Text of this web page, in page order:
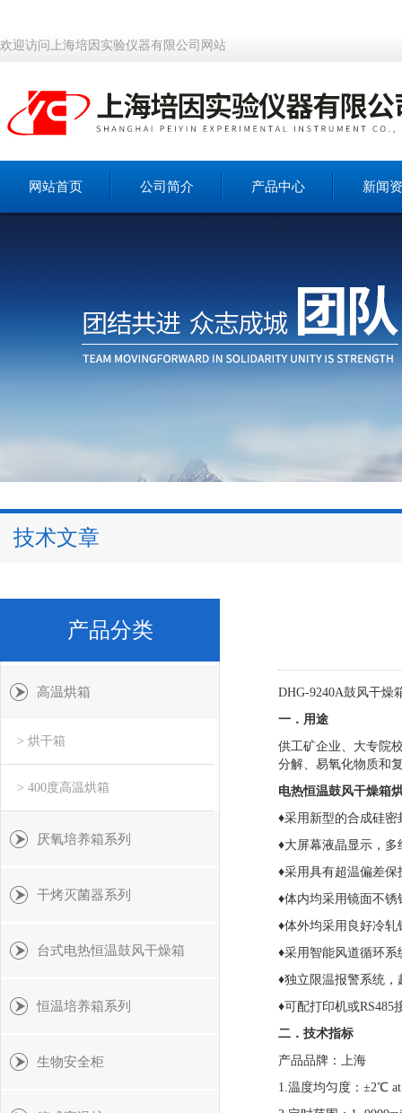
欢迎访问上海培因实验仪器有限公司网站
网站首页 公司简介 产品中心 新闻
技术文章
DHG-9240A鼓风干燥
一．用途
供工矿企业、大专院
分解、易氧化物质和
电热恒温鼓风干燥箱
♦采用新型的合成硅
♦大屏幕液晶显示，
♦采用具有超温偏差保
♦体内均采用镜面不
♦体外均采用良好冷
♦采用智能风道循环
♦独立限温报警系统
♦可配打印机或RS485
二． 技术指标
产品品牌： 上海
1.温度均匀度： ±2℃
产品分类
高温烘箱
> 烘干箱
> 400度高温烘箱
厌氧培养箱系列
干烤灭菌器系列
台式电热恒温鼓风干燥箱
恒温培养箱系列
生物安全柜